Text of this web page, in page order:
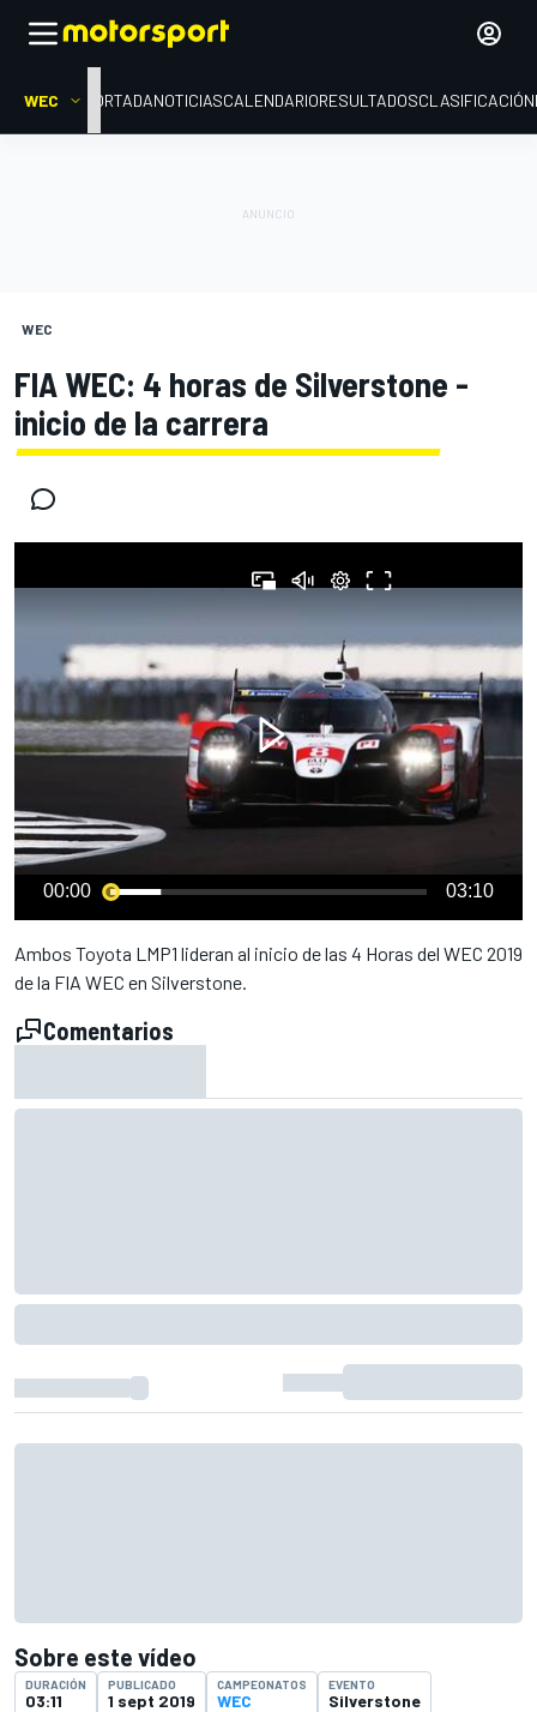
WEC PORTADANOTICIASCALENDARIORESULTADOSCLASIFICACIÓN
WEC
FIA WEC: 4 horas de Silverstone -
inicio de la carrera
00:00 03:10
Ambos Toyota LMP1 lideran al inicio de las 4 Horas del WEC 2019
de la FIA WEC en Silverstone.
Comentarios
Sobre este vídeo
DURACIÓN
03:11
PUBLICADO
1 sept 2019
CAMPEONATOS
WEC
EVENTO
Silverstone